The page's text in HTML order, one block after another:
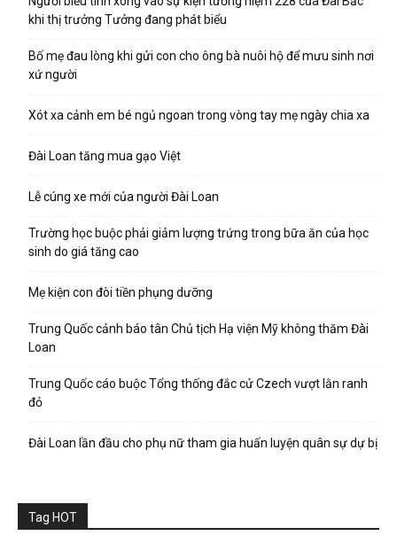
khi thị trưởng Tưởng đang phát biểu
Bố mẹ đau lòng khi gửi con cho ông bà nuôi hộ để mưu sinh nơi
xứ người
Xót xa cảnh em bé ngủ ngoan trong vòng tay mẹ ngày chia xa
Đài Loan tăng mua gạo Việt
Lễ cúng xe mới của người Đài Loan
Trường học buộc phải giảm lượng trứng trong bữa ăn của học
sinh do giá tăng cao
Mẹ kiện con đòi tiền phụng dưỡng
Trung Quốc cảnh báo tân Chủ tịch Hạ viện Mỹ không thăm Đài
Loan
Trung Quốc cáo buộc Tổng thống đắc cử Czech vượt lằn ranh
đỏ
Đài Loan lần đầu cho phụ nữ tham gia huấn luyện quân sự dự bị
Tag HOT